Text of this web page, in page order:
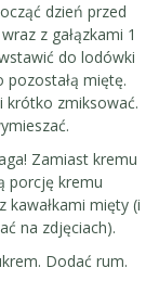
dzień przed
z gałązkami 1
do lodówki
pozostałą miętę.
krótko zmiksować.
Zamiast kremu
porcję kremu
mięty (i
na zdjęciach).
Dodać rum.